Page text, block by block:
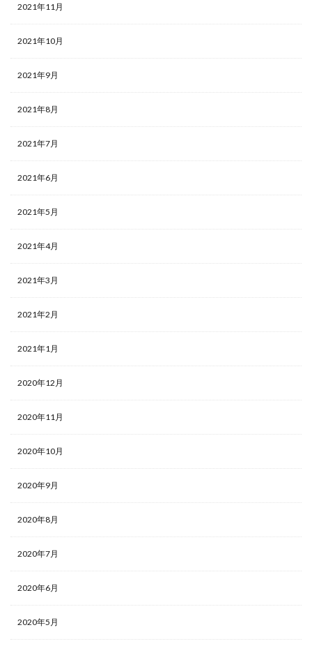
2021年11月
2021年10月
2021年9月
2021年8月
2021年7月
2021年6月
2021年5月
2021年4月
2021年3月
2021年2月
2021年1月
2020年12月
2020年11月
2020年10月
2020年9月
2020年8月
2020年7月
2020年6月
2020年5月